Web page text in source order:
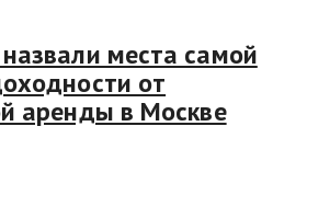
места самой
от
аренды в Москве